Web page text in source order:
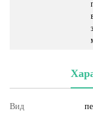
Вид